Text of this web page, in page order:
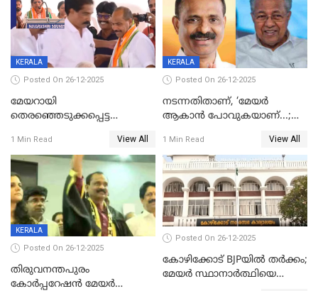
KERALA
Posted On 26-12-2025
മേയറായി
തെരഞ്ഞെടുക്കപ്പെട്ട
ആദ്യ വോട്ട് അസാധു; കണ്ണൂർ
ഡെപ്യൂട്ടി മേയർ സ്ഥാനത്ത്
താഹിറിന് വിജയം
1 Min Read View All
KERALA
Posted On 26-12-2025
നടന്നതിതാണ്, ‘മേയർ
ആകാൻ പോവുകയാണ്...;
മുഖ്യമന്ത്രിയുടെ ഓഫീസ്
തന്നെ വിശദീകരിയ്ക്കുന്നു;
സത്യമിതാണ്
1 Min Read View All
KERALA
Posted On 26-12-2025
തിരുവനന്തപുരം
കോര്‍പ്പറേഷന്‍ മേയര്‍
Posted On 26-12-2025
കോഴിക്കോട് BJPയിൽ തർക്കം;
മേയർ സ്ഥാനാർത്ഥിയെ